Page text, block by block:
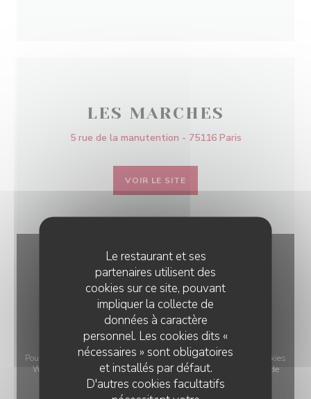
Le restaurant et ses
partenaires utilisent des
cookies sur ce site, pouvant
impliquer la collecte de
données à caractère
personnel. Les cookies dits «
nécessaires » sont obligatoires
et installés par défaut.
D'autres cookies facultatifs
LES MARCHES
5 rue de la manutention - 75116 Paris
VOIR LE SITE
Pour afficher la carte interactive Waze, vous devez accepter les cookies
Waze Map (Google). Ces cookies peuvent collecter des données de
navigation et de localisation.
Autoriser